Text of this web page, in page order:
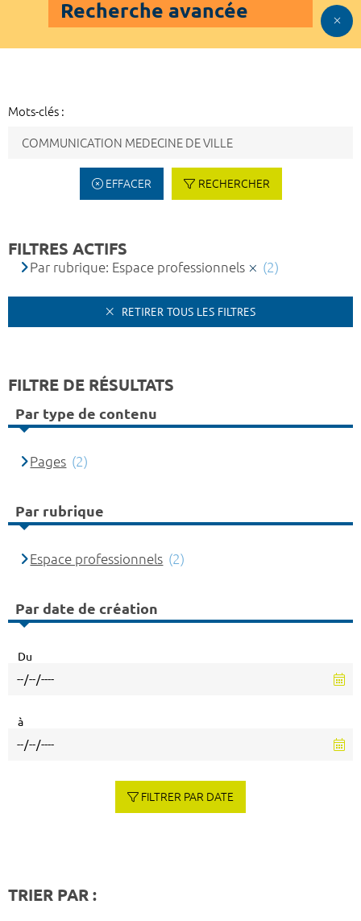
Recherche avancée
Mots-clés :
EFFACER RECHERCHER
FILTRES ACTIFS
Par rubrique: Espace professionnels (2)
RETIRER TOUS LES FILTRES
FILTRE DE RÉSULTATS
Par type de contenu
Pages (2)
Par rubrique
Espace professionnels (2)
Par date de création
Du
à
FILTRER PAR DATE
TRIER PAR :